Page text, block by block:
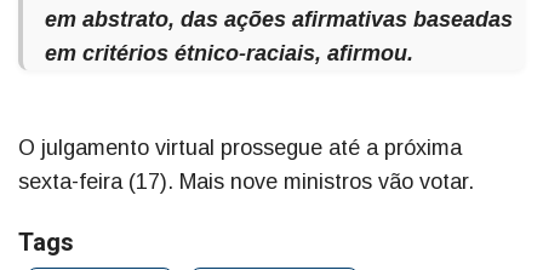
em abstrato, das ações afirmativas baseadas
em critérios étnico-raciais, afirmou.
O julgamento virtual prossegue até a próxima
sexta-feira (17). Mais nove ministros vão votar.
Tags